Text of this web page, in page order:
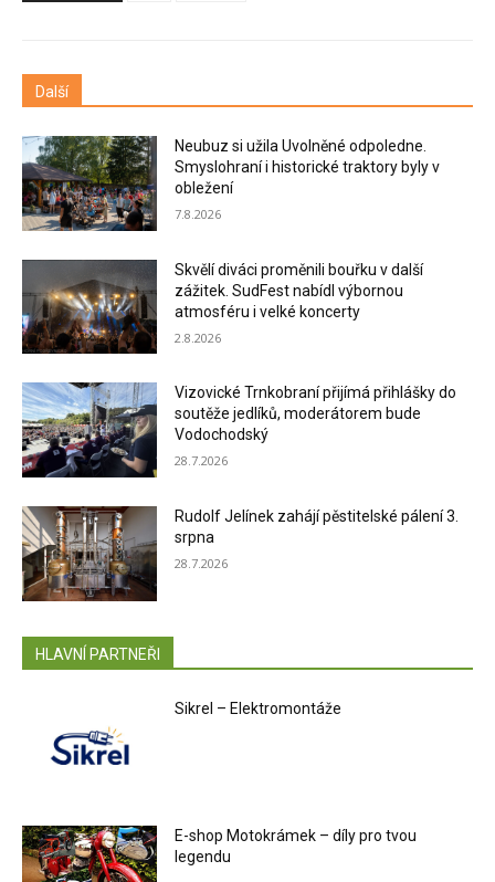
Další
Neubuz si užila Uvolněné odpoledne.
Smyslohraní i historické traktory byly v
obležení
7.8.2026
Skvělí diváci proměnili bouřku v další
zážitek. SudFest nabídl výbornou
atmosféru i velké koncerty
2.8.2026
Vizovické Trnkobraní přijímá přihlášky do
soutěže jedlíků, moderátorem bude
Vodochodský
28.7.2026
Rudolf Jelínek zahájí pěstitelské pálení 3.
srpna
28.7.2026
HLAVNÍ PARTNEŘI
Sikrel – Elektromontáže
E-shop Motokrámek – díly pro tvou
legendu